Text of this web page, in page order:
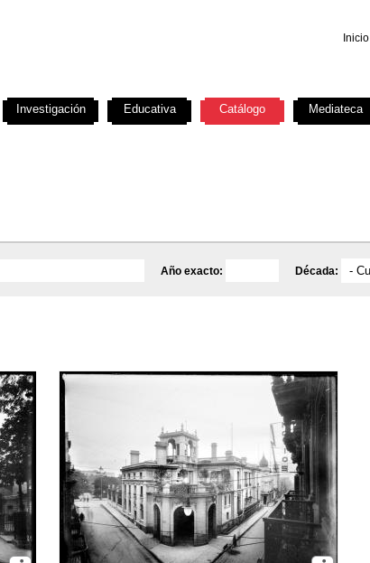
Inicio
Año exacto: Década:
Investigación Educativa Catálogo Mediateca